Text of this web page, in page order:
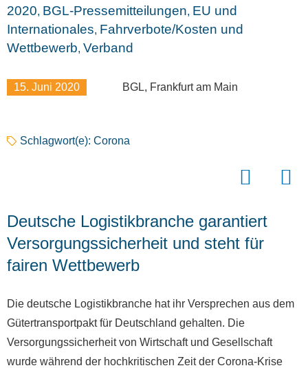
2020, BGL-Pressemitteilungen, EU und
Internationales, Fahrverbote/Kosten und
Wettbewerb, Verband
15. Juni 2020 BGL, Frankfurt am Main
Schlagwort(e): Corona
Deutsche Logistikbranche garantiert
Versorgungssicherheit und steht für
fairen Wettbewerb
Die deutsche Logistikbranche hat ihr Versprechen aus dem
Gütertransportpakt für Deutschland gehalten. Die
Versorgungssicherheit von Wirtschaft und Gesellschaft
wurde während der hochkritischen Zeit der Corona-Krise